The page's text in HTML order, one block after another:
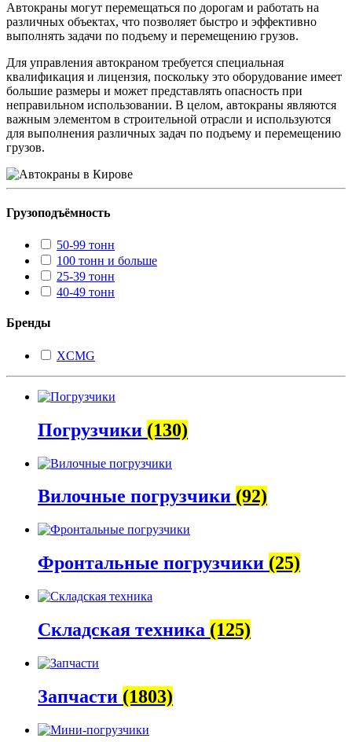
Автокраны могут перемещаться по дорогам и работать на
различных объектах, что позволяет быстро и эффективно
выполнять задачи по подъему и перемещению грузов.
Для управления автокраном требуется специальная
квалификация и лицензия, поскольку это оборудование имеет
большие размеры и может представлять опасность при
неправильном использовании. В целом, автокраны являются
важным элементом в строительной отрасли и используются
для выполнения различных задач по подъему и перемещению
грузов.
Грузоподъёмность
50-99 тонн
100 тонн и больше
25-39 тонн
40-49 тонн
Бренды
XCMG
Погрузчики (130)
Вилочные погрузчики (92)
Фронтальные погрузчики (25)
Складская техника (125)
Запчасти (1803)